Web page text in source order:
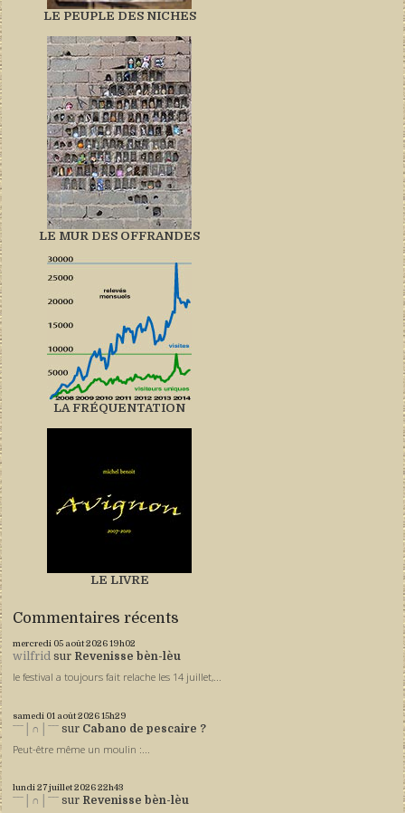
LE PEUPLE DES NICHES
LE MUR DES OFFRANDES
LA FRÉQUENTATION
LE LIVRE
Commentaires récents
mercredi 05 août 202619h02
wilfrid sur Revenisse bèn-lèu
le festival a toujours fait relache les 14 juillet,...
samedi 01 août 202615h29
ˉˉˉ│∩│ˉˉˉ sur Cabano de pescaire ?
Peut-être même un moulin :...
lundi 27juillet 202622h43
ˉˉˉ│∩│ˉˉˉ sur Revenisse bèn-lèu